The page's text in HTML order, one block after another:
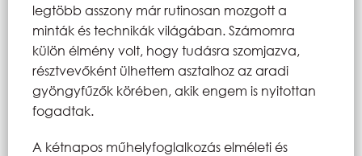
legtöbb asszony már rutinosan mozgott a
minták és technikák világában. Számomra
külön élmény volt, hogy tudásra szomjazva,
résztvevőként ülhettem asztalhoz az aradi
gyöngyfűzők körében, akik engem is nyitottan
fogadtak.
A kétnapos műhelyfoglalkozás elméleti és